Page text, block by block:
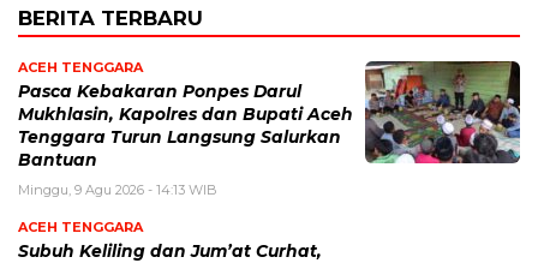
BERITA TERBARU
ACEH TENGGARA
Pasca Kebakaran Ponpes Darul
Mukhlasin, Kapolres dan Bupati Aceh
Tenggara Turun Langsung Salurkan
Bantuan
Minggu, 9 Agu 2026 - 14:13 WIB
ACEH TENGGARA
Subuh Keliling dan Jum’at Curhat,